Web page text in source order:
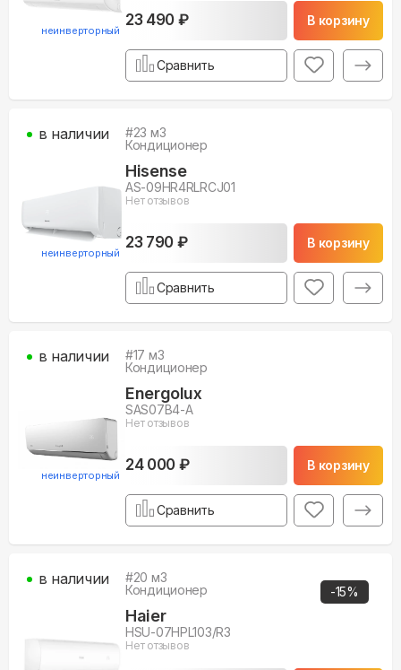
неинверторный
23 490 ₽ В корзину
Сравнить
неинверторный
#23 м3
Кондиционер
Hisense
AS-09HR4RLRCJ01
Нет отзывов
23 790 ₽ В корзину
в наличии
Сравнить
неинверторный
#17 м3
Кондиционер
Energolux
SAS07B4-A
Нет отзывов
24 000 ₽ В корзину
в наличии
Сравнить
-15%
#20 м3
Кондиционер
Haier
HSU-07HPL103/R3
Нет отзывов
в наличии